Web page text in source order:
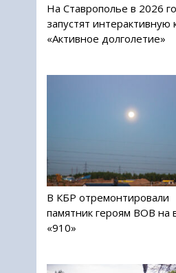
На Ставрополье в 2026
запустят интерактивную
«Активное долголетие»
В КБР отремонтировали
памятник героям ВОВ на
«910»